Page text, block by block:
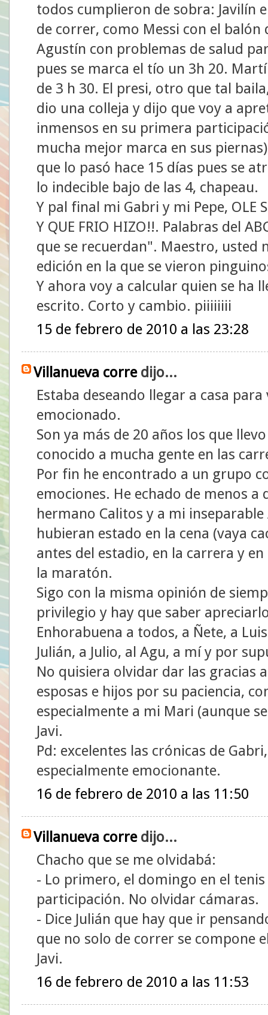
todos cumplieron de sobra: Javilín
de correr, como Messi con el
Agustín con problemas de salud
pues se marca el tío un 3h 20.
de 3 h 30. El presi, otro que tal
dio una colleja y dijo que voy a
inmensos en su primera
mucha mejor marca en sus
que lo pasó hace 15 días pues se
lo indecible bajo de las 4, chapeau.
Y pal final mi Gabri y mi Pepe, OLE
Y QUE FRIO HIZO!!. Palabras del
que se recuerdan". Maestro, usted
edición en la que se vieron
Y ahora voy a calcular quien se ha
escrito. Corto y cambio. piiiiiiii
15 de febrero de 2010 a las 23:28
Villanueva corredijo...
Estaba deseando llegar a casa
emocionado.
Son ya más de 20 años los que
conocido a mucha gente en las
Por fin he encontrado a un grupo
emociones. He echado de menos
hermano Calitos y a mi
hubieran estado en la cena (vaya
antes del estadio, en la carrera y
la maratón.
Sigo con la misma opinión de
privilegio y hay que saber
Enhorabuena a todos, a Ñete, a
Julián, a Julio, al Agu, a mí y por
No quisiera olvidar dar las gracias
esposas e hijos por su paciencia,
especialmente a mi Mari (aunque
Javi.
Pd: excelentes las crónicas de
especialmente emocionante.
16 de febrero de 2010 a las 11:50
Villanueva corredijo...
Chacho que se me olvidabá:
- Lo primero, el domingo en el
participación. No olvidar cámaras.
- Dice Julián que hay que ir
que no solo de correr se compone
Javi.
16 de febrero de 2010 a las 11:53